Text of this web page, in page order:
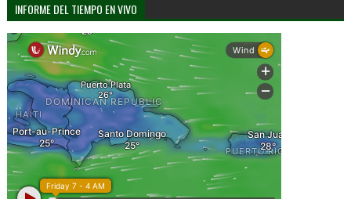
INFORME DEL TIEMPO EN VIVO